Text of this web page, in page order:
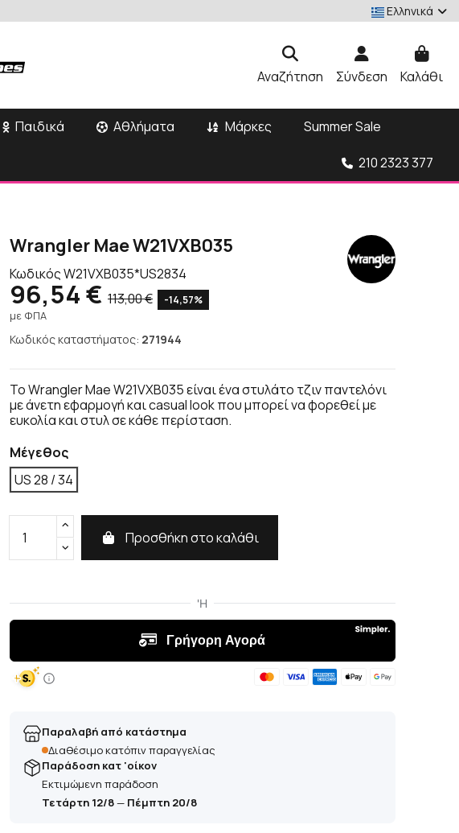
Ελληνικά
Αναζήτηση Σύνδεση Καλάθι
Παιδικά Αθλήματα Μάρκες Summer Sale
210 2323 377
Wrangler Mae W21VXB035
ΚωδικόςW21VXB035*US2834
96,54 € 113,00 € -14,57%
με ΦΠΑ
Κωδικός καταστήματος: 271944
Το Wrangler Mae W21VXB035 είναι ένα στυλάτο τζιν παντελόνι
με άνετη εφαρμογή και casual look που μπορεί να φορεθεί με
ευκολία και στυλ σε κάθε περίσταση.
Μέγεθος
US 28 / 34
Προσθήκη στο καλάθι
Παραλαβή από κατάστημα
Διαθέσιμο κατόπιν παραγγελίας
Παράδοση κατ 'οίκον
Εκτιμώμενη παράδοση
Τετάρτη 12/8— Πέμπτη 20/8